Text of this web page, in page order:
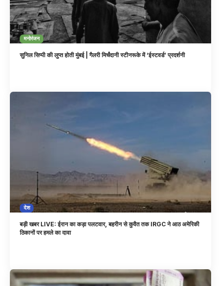
मनोरंजन
सुनिल सिप्पी की लुप्त होती मुंबई | गैलरी मिर्चंदानी स्टीनरूके में ‘ईस्टवर्ड’ प्रदर्शनी
देश
बड़ी खबर LIVE: ईरान का कड़ा पलटवार, बहरीन से कुवैत तक IRGC ने आठ अमेरिकी
ठिकानों पर हमले का दावा